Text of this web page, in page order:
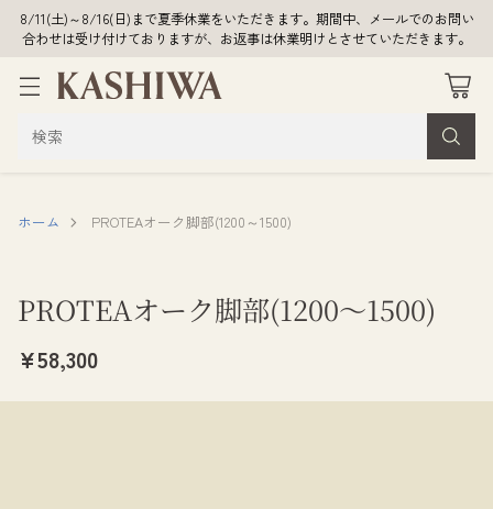
8/11(土)～8/16(日)まで夏季休業をいただきます。期間中、メールでのお問い
合わせは受け付けておりますが、お返事は休業明けとさせていただきます。
検索
ホーム PROTEAオーク脚部(1200～1500)
PROTEAオーク脚部(1200～1500)
通
常
¥58,300